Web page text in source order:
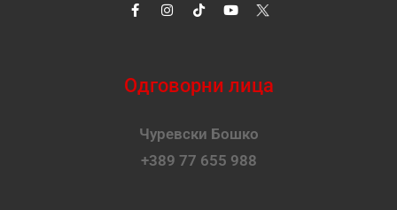
Одговорни лица
Чуревски Бошко
+389 77 655 988